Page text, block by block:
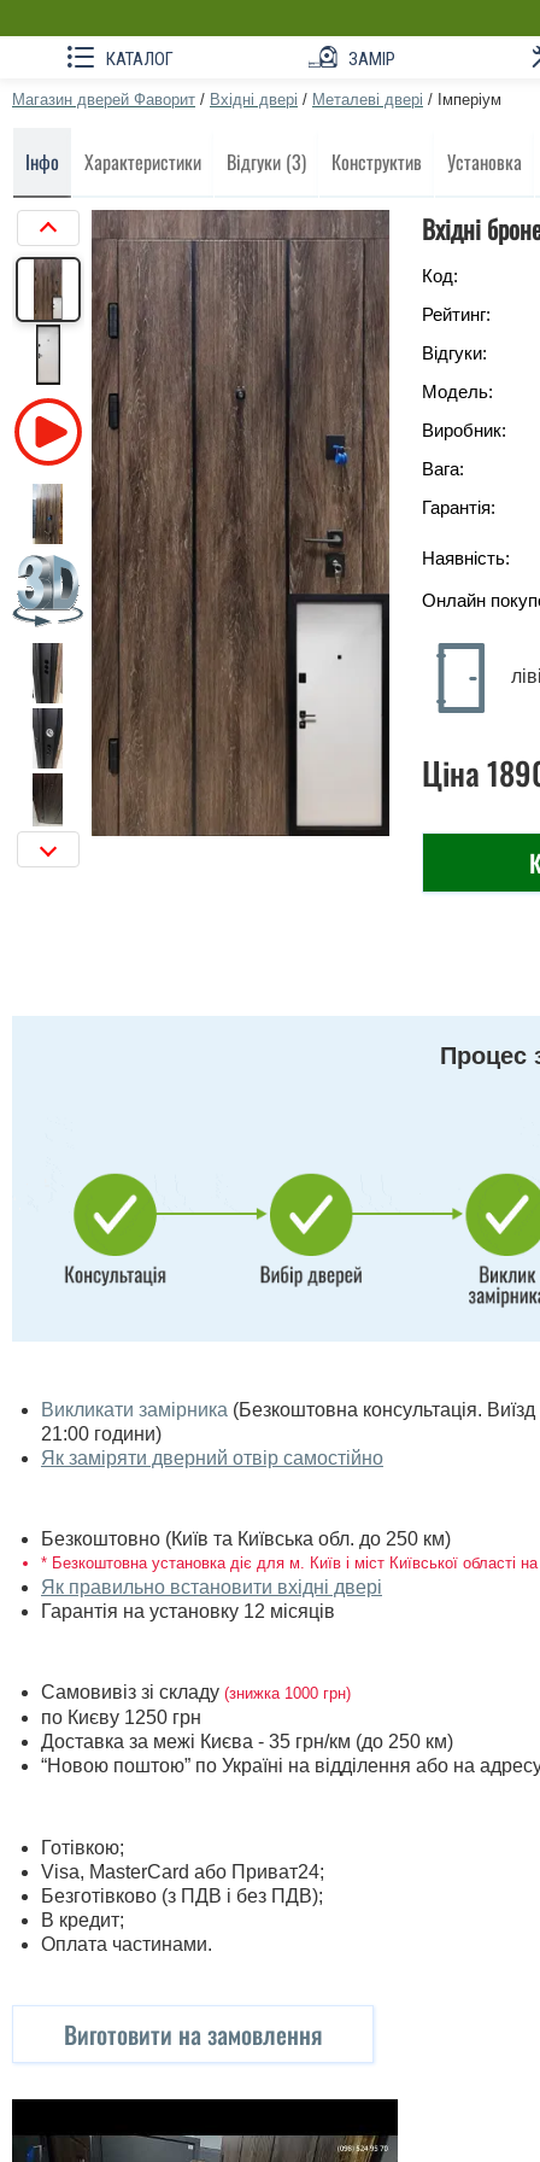
КАТАЛОГ ЗАМІР
Магазин дверей Фаворит / Вхідні двері / Металеві двері / Імперіум
Інфо Характеристики Відгуки (3) Конструктив Установка
Вхідні
Код:
Рейтинг:
Відгуки:
Модель:
Виробник:
Вага:
Гарантія:
Наявність:
Онлайн
Ціна
Процес
Викликати замірника (Безкоштовна консультація.
21:00 години)
Як заміряти дверний отвір самостійно
Безкоштовно (Київ та Київська обл. до 250 км)
* Безкоштовна установка діє для м. Київ і міст Київської області
Як правильно встановити вхідні двері
Гарантія на установку 12 місяців
Самовивіз зі складу (знижка 1000 грн)
по Києву 1250 грн
Доставка за межі Києва - 35 грн/км (до 250 км)
“Новою поштою” по Україні на відділення або на
Готівкою;
Visa, MasterСard або Приват24;
Безготівково (з ПДВ і без ПДВ);
В кредит;
Оплата частинами.
Виготовити на замовлення